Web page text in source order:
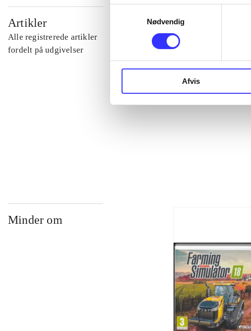
Nødvendig
Afvis
Artikler
Alle registrerede artikler
fordelt på udgivelser
...
Minder om